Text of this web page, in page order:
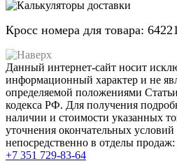
Кросс номера для товара:
Данный интернет-сайт носит
информационный характер и не
определяемой положениями
кодекса РФ. Для получения
наличии и стоимости указанных
уточнения окончательных условий
непосредственно в отделы продаж:
+7 351 729-83-64